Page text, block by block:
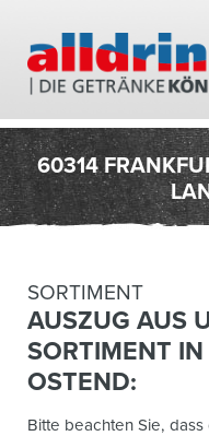
60314
SORTIMENT
AUSZUG AUS
SORTIMENT
OSTEND:
Bitte beachten Sie,